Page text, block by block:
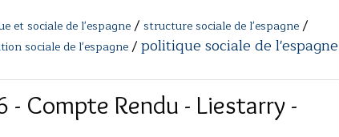
et sociale de l'espagne/ structure sociale de l'espagne/
sociale de l'espagne/politique sociale de l'espagne
- Compte Rendu - Liestarry -